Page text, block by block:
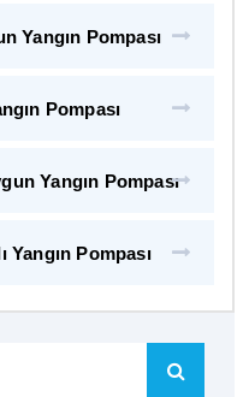
Yangın Pompası
Pompası
Yangın Pompası
Pompası